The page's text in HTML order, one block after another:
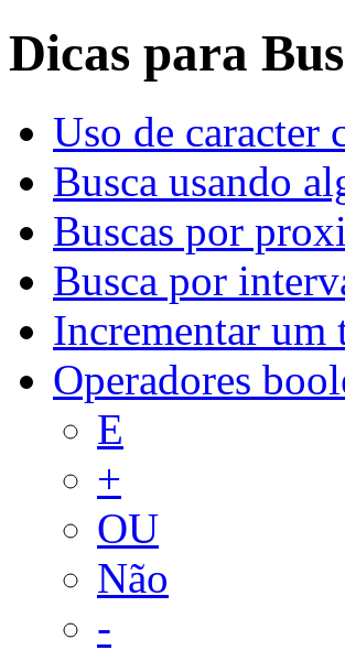
Dicas para
Uso de caracter
Busca usando
Buscas por
Busca por
Incrementar um
Operadores
E
+
OU
Não
-